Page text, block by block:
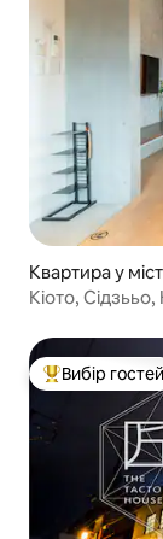
Квартира у
Кіото, Сідзььо,
Ліфт
Топ вибір
Вибір гостей